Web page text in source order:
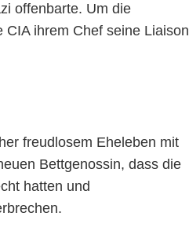
offenbarte. Um die
CIA ihrem Chef seine Liaison
freudlosem Eheleben mit
Bettgenossin, dass die
hatten und